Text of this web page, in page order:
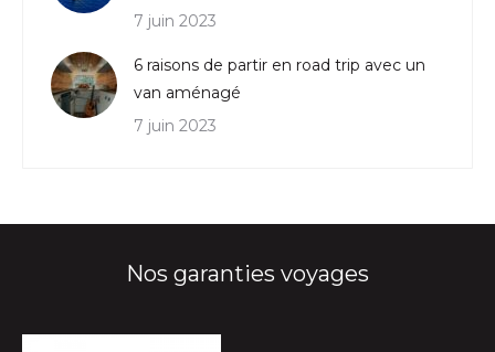
7 juin 2023
6 raisons de partir en road trip avec un
van aménagé
7 juin 2023
Nos garanties voyages